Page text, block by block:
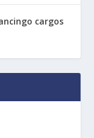
cargos